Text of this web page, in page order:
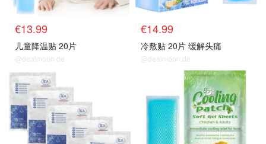
€13.99
儿童降温贴 20片
@dealmoon.de
€14.99
冷敷贴 20片 缓解头痛
@dealmoon.de